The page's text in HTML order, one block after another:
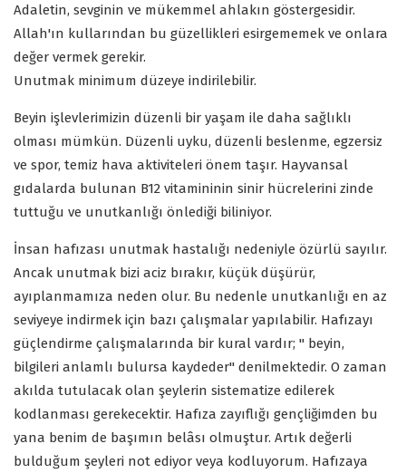
Adaletin, sevginin ve mükemmel ahlakın göstergesidir.
Allah'ın kullarından bu güzellikleri esirgememek ve onlara
değer vermek gerekir.
Unutmak minimum düzeye indirilebilir.
Beyin işlevlerimizin düzenli bir yaşam ile daha sağlıklı
olması mümkün. Düzenli uyku, düzenli beslenme, egzersiz
ve spor, temiz hava aktiviteleri önem taşır. Hayvansal
gıdalarda bulunan B12 vitamininin sinir hücrelerini zinde
tuttuğu ve unutkanlığı önlediği biliniyor.
İnsan hafızası unutmak hastalığı nedeniyle özürlü sayılır.
Ancak unutmak bizi aciz bırakır, küçük düşürür,
ayıplanmamıza neden olur. Bu nedenle unutkanlığı en az
seviyeye indirmek için bazı çalışmalar yapılabilir. Hafızayı
güçlendirme çalışmalarında bir kural vardır; " beyin,
bilgileri anlamlı bulursa kaydeder" denilmektedir. O zaman
akılda tutulacak olan şeylerin sistematize edilerek
kodlanması gerekecektir. Hafıza zayıflığı gençliğimden bu
yana benim de başımın belâsı olmuştur. Artık değerli
bulduğum şeyleri not ediyor veya kodluyorum. Hafızaya